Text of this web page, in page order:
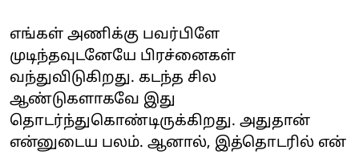
எங்கள் அணிக்கு பவர்பிளே
முடிந்தவுடனேயே பிரச்னைகள்
வந்துவிடுகிறது. கடந்த சில
ஆண்டுகளாகவே இது
தொடர்ந்துகொண்டிருக்கிறது. அதுதான்
என்னுடைய பலம். ஆனால், இத்தொடரில் என்